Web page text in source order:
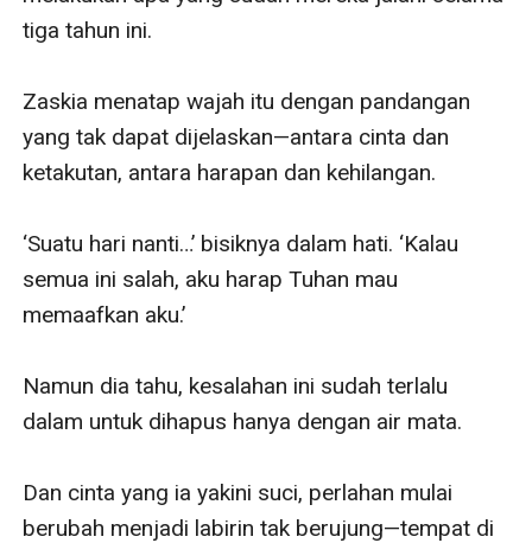
tiga tahun ini.
Zaskia menatap wajah itu dengan pandangan
yang tak dapat dijelaskan—antara cinta dan
ketakutan, antara harapan dan kehilangan.
‘Suatu hari nanti…’ bisiknya dalam hati. ‘Kalau
semua ini salah, aku harap Tuhan mau
memaafkan aku.’
Namun dia tahu, kesalahan ini sudah terlalu
dalam untuk dihapus hanya dengan air mata.
Dan cinta yang ia yakini suci, perlahan mulai
berubah menjadi labirin tak berujung—tempat di